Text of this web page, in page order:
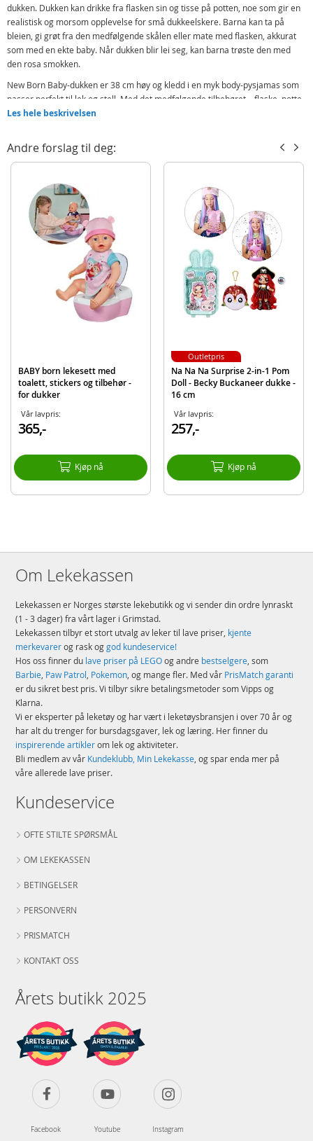
dukken. Dukken kan drikke fra flasken sin og tisse på potten, noe som gir en
realistisk og morsom opplevelse for små dukkeelskere. Barna kan ta på
bleien, gi grøt fra den medfølgende skålen eller mate med flasken, akkurat
som med en ekte baby. Når dukken blir lei seg, kan barna trøste den med
den rosa smokken.
New Born Baby-dukken er 38 cm høy og kledd i en myk body-pysjamas som
passer perfekt til lek og stell. Med det medfølgende tilbehøret – flaske, potte,
bleie og smokk – kan barna leve seg inn i rollespill fylt med omsorg, rutiner
Dette er en klassisk leke som oppmuntrer til empati, ansvar og kreativ lek –
Inneholder:
New Born Baby dukke
Potte
Tallerken og bestikk
Flaske og smokk
Produktdetaljer
Modell 105032533
Les hele beskrivelsen
Andre forslag til deg:
BABY born lekesett med
toalett, stickers og tilbehør -
for dukker
Vår lavpris:
365,-
Kjøp nå
Na Na Na Surprise 2-in-1 Pom
Doll - Becky Buckaneer dukke -
16 cm
Vår lavpris:
257,-
Kjøp nå
Outletpris
Om Lekekassen
Lekekassen er Norges største lekebutikk og vi sender din ordre lynraskt
(1 - 3 dager) fra vårt lager i Grimstad.
Lekekassen tilbyr et stort utvalg av leker til lave priser, kjente
merkevarerog rask oggod kundeservice!
Hos oss finner du lave priser på LEGOog andre bestselgere, som
Barbie, Paw Patrol, Pokemon, og mange fler. Med vår PrisMatch garanti
er du sikret best pris. Vi tilbyr sikre betalingsmetoder som Vipps og
Klarna.
Vi er eksperter på leketøy og har vært i leketøysbransjen i over 70 år og
har alt du trenger for bursdagsgaver, lek og læring. Her finner du
inspirerende artiklerom lek og aktiviteter.
Bli medlem av vår Kundeklubb, Min Lekekasse, og spar enda mer på
våre allerede lave priser.
Kundeservice
OFTE STILTE SPØRSMÅL
OM LEKEKASSEN
BETINGELSER
PERSONVERN
PRISMATCH
KONTAKT OSS
Årets butikk 2025
Facebook Youtube Instagram